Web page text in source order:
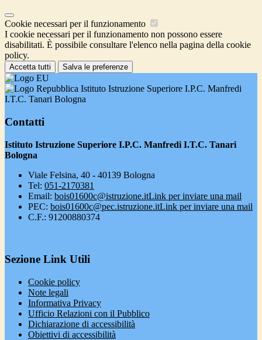
Cookie necessari per il funzionamento
I cookie necessari per il funzionamento non possono essere
disabilitati. È possibile consultare l'elenco nella pagina della cookie
policy.
Accetta tutti Salva le preferenze
Istituto Istruzione Superiore I.P.C. Manfredi
I.T.C. Tanari Bologna
Contatti
Istituto Istruzione Superiore I.P.C. Manfredi I.T.C. Tanari
Bologna
Viale Felsina, 40 - 40139 Bologna
Tel: 051-2170381
Email: bois01600c@istruzione.itLink per inviare una mail
PEC: bois01600c@pec.istruzione.itLink per inviare una mail
C.F.: 91200880374
Sezione Link Utili
Cookie policy
Note legali
Informativa Privacy
Ufficio Relazioni con il Pubblico
Dichiarazione di accessibilità
Obiettivi di accessibilità